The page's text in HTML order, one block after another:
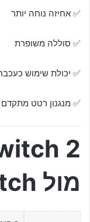
✅ אחיזה נוחה יותר
✅ סוללה משופרת
✅ יכולת שימוש
✅ מנגנון רטט מתקדם
2
מול Nintendo Switch